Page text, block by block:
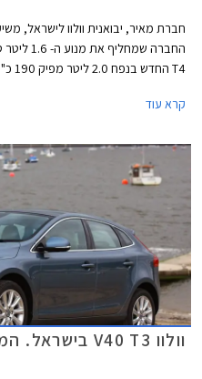
הילוכים רובוטית כפולת מצמדים ששודכה למנוע ה-
קרא עוד
וולוו V40 T3 בישראל. המחיר 159,900 ₪